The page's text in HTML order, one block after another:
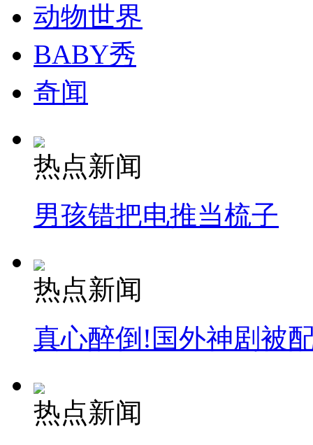
外交部：有关国家言论片面不公正
安徽一实载49人客车翻车
走！跟着总书记去植树
消防员救轻生者 花炮节热闹非凡 减压"枕头大战"
纽约上演“枕头大战”
司机酒驾遇交警 急速倒车逃窜
动物世界
BABY秀
奇闻
热点新闻
男孩错把电推当梳子
热点新闻
真心醉倒!国外神剧被
热点新闻